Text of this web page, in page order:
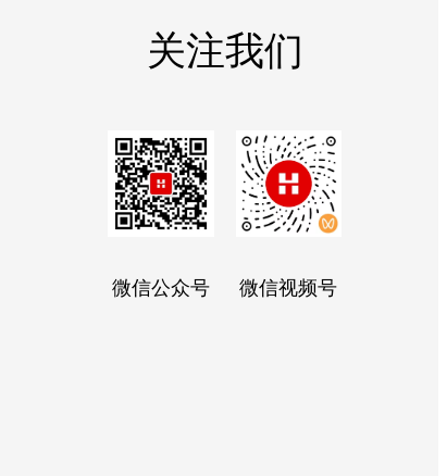
关注我们
微信公众号 微信视频号